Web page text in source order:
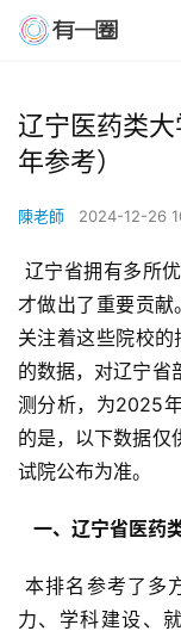
辽宁医药类
年参考）
陳老師 2024-12-26
才做出了重要贡
关注着这些院校
的数据，对辽宁省
测分析，为2025
的是，以下数据仅
试院公布为准。
一、辽宁省医
本排名参考了多方信息，包括学校的师资力量、科研实
力、学科建设、